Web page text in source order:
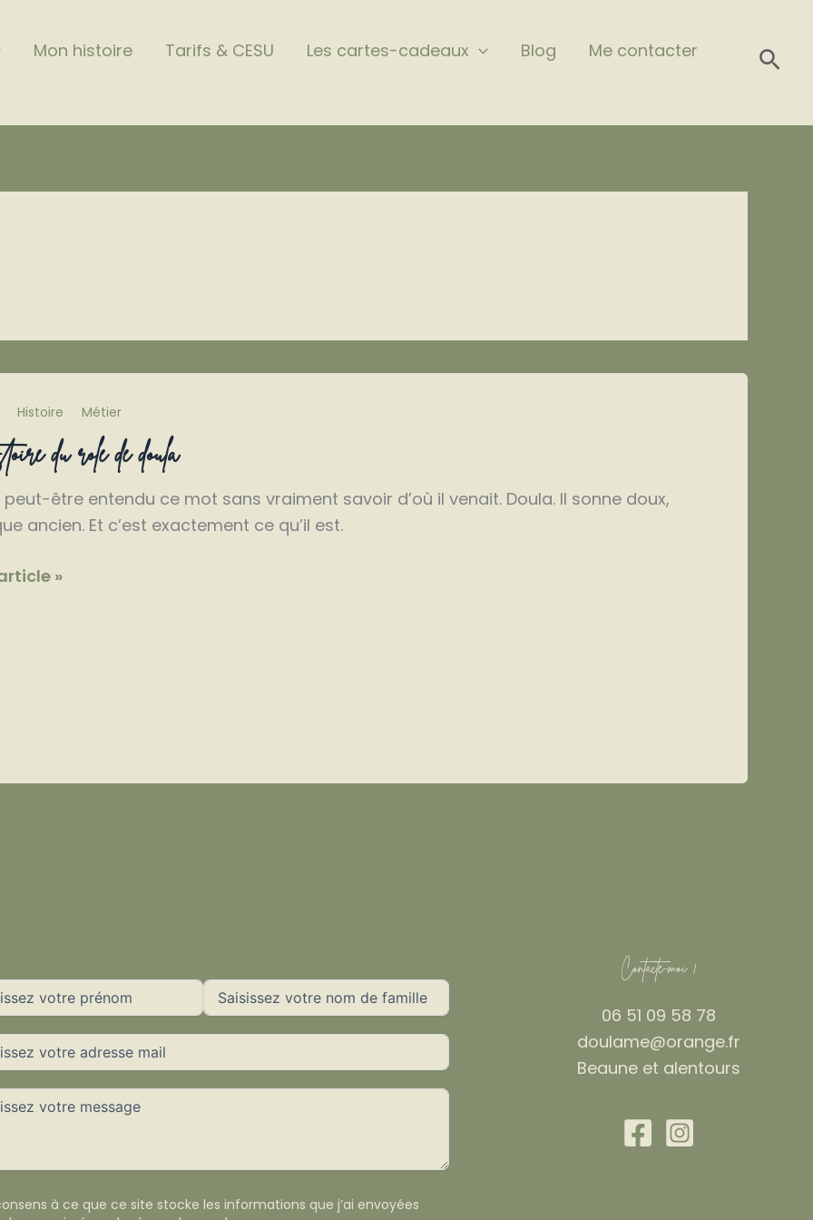
Mon histoire Tarifs & CESU Les cartes-cadeaux Blog
Me contacter
Histoire Métier
du rôle de doula
peut-être entendu ce mot sans vraiment savoir d’où il venait. Doula. Il sonne doux,
ancien. Et c’est exactement ce qu’il est.
»
à ce que ce site stocke les informations que j’ai envoyées
Contacte-moi !
06 51 09 58 78
doulame@orange.fr
Beaune et alentours